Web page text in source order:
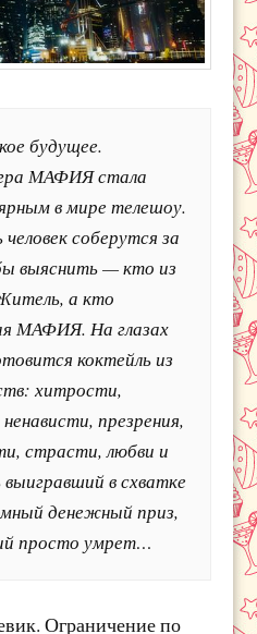
будущее.
МАФИЯ стала
в мире телешоу.
соберутся за
выяснить — кто из
а кто
МАФИЯ. На глазах
коктейль из
хитрости,
презрения,
страсти, любви и
в схватке
денежный приз,
просто умрет…
Ограничение по